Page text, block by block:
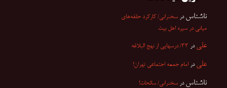
ناشناس در سخنرانی/ کارکرد حلقه‌های
میانی در سیره اهل بیت
علی در ۳۳/ درسهایی از نهج البلاغه
علی در امام جمعه اجتماعی تهران!
ناشناس در سخنرانی/ سائحات!